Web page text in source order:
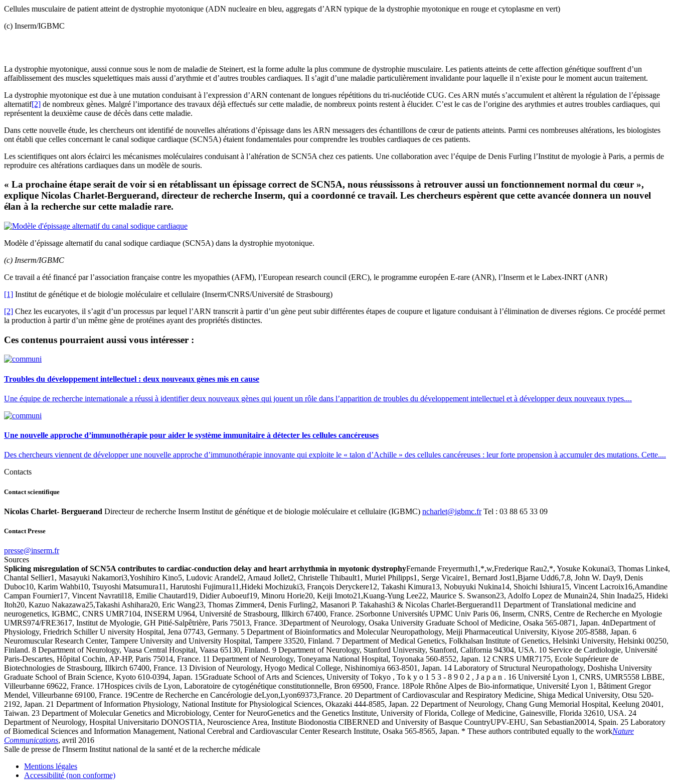
Cellules musculaire de patient atteint de dystrophie myotonique (ADN nucleaire en bleu, aggregats d’ARN typique de la dystrophie myotonique en rouge et cytoplasme en vert)
(c) Inserm/IGBMC
La dystrophie myotonique, aussi connue sous le nom de maladie de Steinert, est la forme adulte la plus commune de dystrophie musculaire. Les patients atteints de cette affection génétique souffrent d’un
affaiblissement des muscles squelettiques mais aussi d’arythmie et d’autres troubles cardiaques. Il s’agit d’une maladie particulièrement invalidante pour laquelle il n’existe pour le moment aucun traitement.
La dystrophie myotonique est due à une mutation conduisant à l’expression d’ARN contenant de longues répétitions du tri-nucléotide CUG. Ces ARN mutés s’accumulent et altèrent la régulation de l’épissage
alternatif[2] de nombreux gènes. Malgré l’importance des travaux déjà effectués sur cette maladie, de nombreux points restent à élucider. C’est le cas de l’origine des arythmies et autres troubles cardiaques, qui
représentent la deuxième cause de décès dans cette maladie.
Dans cette nouvelle étude, les chercheurs ont identifié de nouvelles altérations d’épissage dans les ARN messagers des échantillons de cœur de patients atteints. Parmi ces nombreuses altérations, les biologistes
ont établi que celles concernant le canal sodique cardiaque (SCN5A) étaient fondamentales pour comprendre les troubles cardiaques de ces patients.
Les scientifiques ont alors éclairci les mécanismes moléculaires conduisant à l’altération de SCN5A chez ces patients. Une collaboration avec l’équipe de Denis Furling l’Institut de myologie à Paris, a permis de
reproduire ces altérations cardiaques dans un modèle de souris.
« La prochaine étape serait de voir si en rétablissant un épissage correct de SCN5A, nous réussissons à retrouver aussi un fonctionnement normal du cœur »,
explique Nicolas Charlet-Berguerand, directeur de recherche Inserm, qui a coordonné ce travail. Les chercheurs espèrent que cette avancée donnera un nouvel
élan à la recherche sur cette maladie rare.
Modèle d’épissage alternatif du canal sodique cardiaque (SCN5A) dans la dystrophie myotonique.
(c) Inserm/IGBMC
Ce travail a été financé par l’association française contre les myopathies (AFM), l’European research council (ERC), le programme européen E-rare (ANR), l’Inserm et le Labex-INRT (ANR)
[1] Institut de génétique et de biologie moléculaire et cellulaire (Inserm/CNRS/Université de Strasbourg)
[2] Chez les eucaryotes, il s’agit d’un processus par lequel l’ARN transcrit à partir d’un gène peut subir différentes étapes de coupure et ligature conduisant à l’élimination de diverses régions. Ce procédé permet
la production à partir d’un même gène de protéines ayant des propriétés distinctes.
Ces contenus pourraient aussi vous intéresser :
Troubles du développement intellectuel : deux nouveaux gènes mis en cause
Une équipe de recherche internationale a réussi à identifier deux nouveaux gènes qui jouent un rôle dans l’apparition de troubles du développement intellectuel et à développer deux nouveaux types....
Une nouvelle approche d’immunothérapie pour aider le système immunitaire à détecter les cellules cancéreuses
Des chercheurs viennent de développer une nouvelle approche d’immunothérapie innovante qui exploite le « talon d’Achille » des cellules cancéreuses : leur forte propension à accumuler des mutations. Cette....
Contacts
Contact scientifique
Nicolas Charlet- Berguerand Directeur de recherche Inserm Institut de génétique et de biologie moléculaire et cellulaire (IGBMC) rf.cmbgi@telrahcnTel : 03 88 65 33 09
Contact Presse
rf.mresni@esserp
Sources
Splicing misregulation of SCN5A contributes to cardiac-conduction delay and heart arrhythmia in myotonic dystrophyFernande Freyermuth1,*,w,Frederique Rau2,*, Yosuke Kokunai3, Thomas Linke4,
Chantal Sellier1, Masayuki Nakamori3,Yoshihiro Kino5, Ludovic Arandel2, Arnaud Jollet2, Christelle Thibault1, Muriel Philipps1, Serge Vicaire1, Bernard Jost1,Bjarne Udd6,7,8, John W. Day9, Denis
Duboc10, Karim Wahbi10, Tsuyoshi Matsumura11, Harutoshi Fujimura11,Hideki Mochizuki3, François Deryckere12, Takashi Kimura13, Nobuyuki Nukina14, Shoichi Ishiura15, Vincent Lacroix16,Amandine
Campan Fournier17, Vincent Navratil18, Emilie Chautard19, Didier Auboeuf19, Minoru Horie20, Keiji Imoto21,Kuang-Yung Lee22, Maurice S. Swanson23, Adolfo Lopez de Munain24, Shin Inada25, Hideki
Itoh20, Kazuo Nakazawa25,Takashi Ashihara20, Eric Wang23, Thomas Zimmer4, Denis Furling2, Masanori P. Takahashi3 & Nicolas Charlet-Berguerand11 Department of Translational medicine and
neurogenetics, IGBMC, CNRS UMR7104, INSERM U964, Université de Strasbourg, Illkirch 67400, France. 2Sorbonne Universités UPMC Univ Paris 06, Inserm, CNRS, Centre de Recherche en Myologie
UMRS974/FRE3617, Institut de Myologie, GH Pitié-Salpêtrière, Paris 75013, France. 3Department of Neurology, Osaka University Graduate School of Medicine, Osaka 565-0871, Japan. 4nDepartment of
Physiology, Friedrich Schiller U niversity Hospital, Jena 07743, Germany. 5 Department of Bioinformatics and Molecular Neuropathology, Meiji Pharmaceutical University, Kiyose 205-8588, Japan. 6
Neuromuscular Research Center, Tampere University and University Hospital, Tampere 33520, Finland. 7 Department of Medical Genetics, Folkhalsan Institute of Genetics, Helsinki University, Helsinki 00250,
Finland. 8 Department of Neurology, Vaasa Central Hospital, Vaasa 65130, Finland. 9 Department of Neurology, Stanford University, Stanford, California 94304, USA. 10 Service de Cardiologie, Université
Paris-Descartes, Hôpital Cochin, AP-HP, Paris 75014, France. 11 Department of Neurology, Toneyama National Hospital, Toyonaka 560-8552, Japan. 12 CNRS UMR7175, Ecole Supérieure de
Biotechnologies de Strasbourg, Illkirch 67400, France. 13 Division of Neurology, Hyogo Medical College, Nishinomiya 663-8501, Japan. 14 Laboratory of Structural Neuropathology, Doshisha University
Graduate School of Brain Science, Kyoto 610-0394, Japan. 15Graduate School of Arts and Sciences, University of Tokyo , To k y o 1 5 3 - 8 9 0 2 , J a p a n . 16 Université Lyon 1, CNRS, UMR5558 LBBE,
Villeurbanne 69622, France. 17Hospices civils de Lyon, Laboratoire de cytogénétique constitutionnelle, Bron 69500, France. 18Pole Rhône Alpes de Bio-informatique, Université Lyon 1, Bâtiment Gregor
Mendel, Villeurbanne 69100, France. 19Centre de Recherche en Cancérologie deLyon,Lyon69373,France. 20 Department of Cardiovascular and Respiratory Medicine, Shiga Medical University, Otsu 520-
2192, Japan. 21 Department of Information Physiology, National Institute for Physiological Sciences, Okazaki 444-8585, Japan. 22 Department of Neurology, Chang Gung Memorial Hospital, Keelung 20401,
Taiwan. 23 Department of Molecular Genetics and Microbiology, Center for NeuroGenetics and the Genetics Institute, University of Florida, College of Medicine, Gainesville, Florida 32610, USA. 24
Department of Neurology, Hospital Universitario DONOSTIA, Neuroscience Area, Institute Biodonostia CIBERNED and University of Basque CountryUPV-EHU, San Sebastian20014, Spain. 25 Laboratory
of Biomedical Sciences and Information Management, National Cerebral and Cardiovascular Center Research Institute, Osaka 565-8565, Japan. * These authors contributed equally to the workNature
Communications, avril 2016
Salle de presse de l'Inserm Institut national de la santé et de la recherche médicale
Mentions légales
Accessibilité (non conforme)